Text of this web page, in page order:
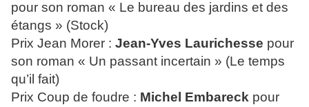
pour son roman « Le bureau des jardins et des
étangs » (Stock)
Prix Jean Morer : Jean-Yves Laurichesse pour
son roman « Un passant incertain » (Le temps
qu’il fait)
Prix Coup de foudre : Michel Embareck pour